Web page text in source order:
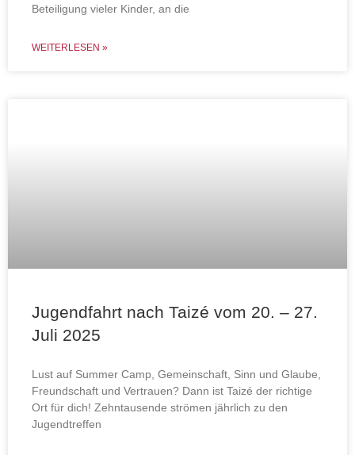
Beteiligung vieler Kinder, an die
WEITERLESEN »
Jugendfahrt nach Taizé vom 20. – 27.
Juli 2025
Lust auf Summer Camp, Gemeinschaft, Sinn und Glaube,
Freundschaft und Vertrauen? Dann ist Taizé der richtige
Ort für dich! Zehntausende strömen jährlich zu den
Jugendtreffen